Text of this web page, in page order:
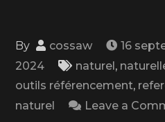
By cossaw
16
2024
naturel,
outils référencement,
naturel
Leave a